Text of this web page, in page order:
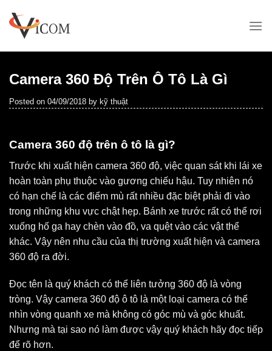
content
Camera 360 Độ Trên Ô Tô Là Gì
Posted on 04/09/2018 by kỹ thuật
Camera 360 độ trên ô tô là gì?
Trước khi xuất hiện camera 360 độ, việc quan sát khi lái xe
hoàn toàn phụ thuộc vào gương chiếu hậu. Tuy nhiên nó
có hạn chế là các điểm mù rất nhiều đặc biệt phải đi vào
trong những khu vực chật hẹp. Bánh xe trước rất có thể rơi
xuống hố ga hay chèn vào đồ, va quệt vào các vật thể
khác. Vậy nên nhu cầu của thị trường xuất hiện và camera
360 độ ra đời.
Đọc tên là quý khách có thể liên tưởng 360 độ là vòng
tròng. Vậy camera 360 độ ô tô là một loại camera có thể
nhìn vòng quanh xe mà không có góc mù và góc khuất.
Nhưng mà tại sao nó làm được vậy quý khách hãy đọc tiếp
để rõ hơn.